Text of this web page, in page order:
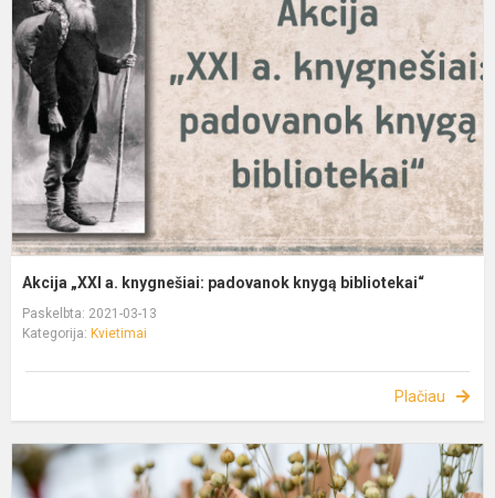
Akcija „XXI a. knygnešiai: padovanok knygą bibliotekai“
Paskelbta: 2021-03-13
Kategorija: Kvietimai
Plačiau